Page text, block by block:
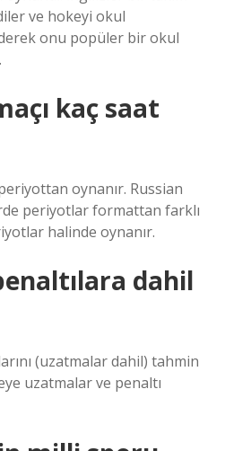
ve hokeyi okul
onu popüler bir okul
kaç saat
oynanır. Russian
periyotlar formattan farklı
halinde oynanır.
dahil
(uzatmalar dahil) tahmin
uzatmalar ve penaltı